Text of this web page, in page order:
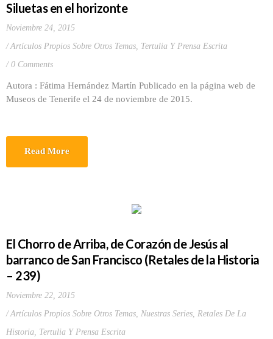
Siluetas en el horizonte
Noviembre 24, 2015
Artículos Propios Sobre Otros Temas, Tertulia Y Prensa Escrita
0 Comments
Autora : Fátima Hernández Martín Publicado en la página web de
Museos de Tenerife el 24 de noviembre de 2015.
Read More
El Chorro de Arriba, de Corazón de Jesús al
barranco de San Francisco (Retales de la Historia
– 239)
Noviembre 22, 2015
Artículos Propios Sobre Otros Temas, Nuestras Series, Retales De La
Historia, Tertulia Y Prensa Escrita